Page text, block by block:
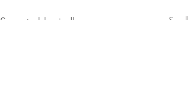
Seneste blogindlæg Se alle